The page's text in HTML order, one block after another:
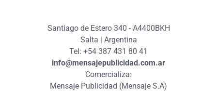
Santiago de Estero 340 - A4400BKH
Salta | Argentina
Tel: +54 387 431 80 41
info@mensajepublicidad.com.ar
Comercializa:
Mensaje Publicidad (Mensaje S.A)